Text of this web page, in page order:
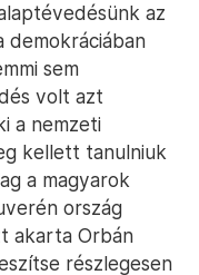
az
sem
volt azt
a nemzeti
kellett tanulniuk
a magyarok
ország
akarta Orbán
részlegesen